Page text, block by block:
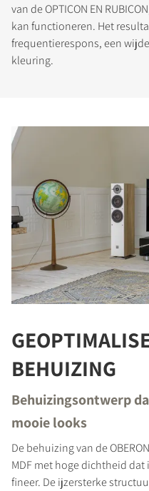
PRODUCTEN
van de OPTICON EN
kan functioneren. Het
frequentierespons, een
kleuring.
BEHUIZING
Behuizingsontwerp
mooie looks
De behuizing van de
MDF met hoge dichtheid
fineer. De ijzersterke